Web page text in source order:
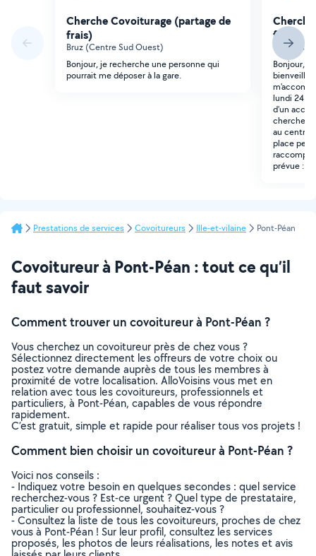
Cherche Covoiturage (partage de
frais)
Bruz (Centre Sud Ouest)
Bonjour, je recherche une personne qui
pourrait me déposer à la gare.
frais)
Orgères
Bonjour,
lundi 24
d'un
chercher
au centre
place
prévue :
Prestations de services Covoitureurs Ille-et-vilaine Pont-Péan
Covoitureur à Pont-Péan : tout ce qu’il
faut savoir
Comment trouver un covoitureur à Pont-Péan ?
Vous cherchez un covoitureur près de chez vous ?
Sélectionnez directement les offreurs de votre choix ou
postez votre demande auprès de tous les membres à
proximité de votre localisation. AlloVoisins vous met en
relation avec tous les covoitureurs, professionnels et
particuliers, à Pont-Péan, capables de vous répondre
rapidement.
C’est gratuit, simple et rapide pour réaliser tous vos projets !
Comment bien choisir un covoitureur à Pont-Péan ?
Voici nos conseils :
- Indiquez votre besoin en quelques secondes : quel service
recherchez-vous ? Est-ce urgent ? Quel type de prestataire,
particulier ou professionnel, souhaitez-vous ?
- Consultez la liste de tous les covoitureurs, proches de chez
vous à Pont-Péan ! Sur leur profil, consultez les services
proposés, les photos de leurs réalisations, les notes et avis